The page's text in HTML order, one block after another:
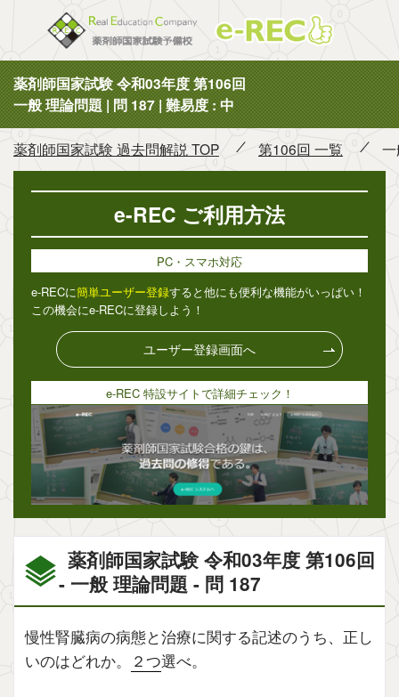
薬剤師国家試験 令和03年度 第106回
一般 理論問題 | 問 187 | 難易度 : 中
薬剤師国家試験 過去問解説 TOP 第106回 一覧
薬剤師国家試験 令和03年度 第106回
- 一般 理論問題 - 問 187
慢性腎臓病の病態と治療に関する記述のうち、正し
いのはどれか。
２つ選べ。
e-REC ご利用方法
PC・スマホ対応
e-RECに簡単ユーザー登録すると他にも便利な機能がいっぱい！
この機会にe-RECに登録しよう！
ユーザー登録画面へ
e-REC 特設サイトで詳細チェック！